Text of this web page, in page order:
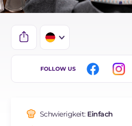
IT
BR
FOLLOW US
Schwierigkeit: Einfach